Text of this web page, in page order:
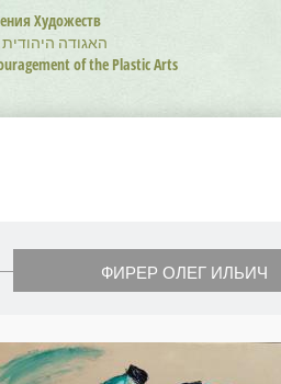
Художеств
האגודה
of the Plastic Arts
ФИРЕР ОЛЕГ ИЛЬИЧ